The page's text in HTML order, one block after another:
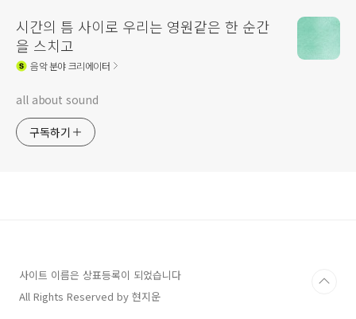
시간의 틈 사이로 우리는 영원같은 한 순간
을 스치고
음악분야 크리에이터
all about sound
구독하기
사이트 이름은 상표등록이 되었습니다
All Rights Reserved by 현지운